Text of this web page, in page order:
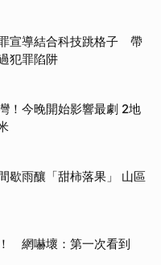
宣導結合科技跳格子 帶
犯罪陷阱
！今晚開始影響最劇 2地
歇雨釀「甜柿落果」 山區
網嚇壞：第一次看到